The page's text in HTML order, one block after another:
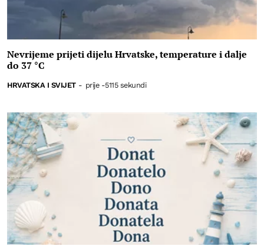
Nevrijeme prijeti dijelu Hrvatske, temperature i dalje
do 37 °C
HRVATSKA I SVIJET - prije -5115 sekundi